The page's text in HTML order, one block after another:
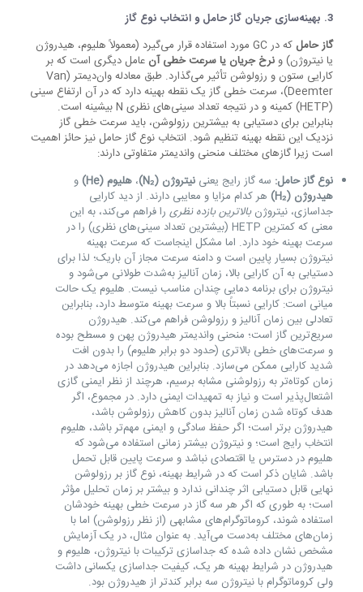
3. بهینه‌سازی جریان گاز حامل و انتخاب نوع گاز
گاز حامل
که در GC مورد استفاده قرار می‌گیرد (معمولاً هلیوم، هیدروژن
یا نیتروژن) و نرخ جریان یا سرعت خطی آن عامل دیگری است که بر
کارایی ستون و رزولوشن تأثیر می‌گذارد. طبق معادله وان‌دیمتر (Van
Deemter)، سرعت خطی گاز یک نقطه بهینه دارد که در آن ارتفاع سینی
(HETP) کمینه و در نتیجه تعداد سینی‌های نظری N بیشینه است.
بنابراین برای دستیابی به بیشترین رزولوشن، باید سرعت خطی گاز
نزدیک این نقطه بهینه تنظیم شود. انتخاب نوع گاز حامل نیز حائز اهمیت
است زیرا گازهای مختلف منحنی واندیمتر متفاوتی دارند:
نوع گاز حامل: سه گاز رایج یعنی نیتروژن (N₂) ، هلیوم (He)
و
هیدروژن (H₂)
هر کدام مزایا و معایبی دارند. از دید کارایی
جداسازی، نیتروژنبالاترین بازده نظریرا فراهم می‌کند، به این
معنی که کمترین HETP (بیشترین تعداد سینی‌های نظری) را در
سرعت بهینه خود دارد. اما مشکل اینجاست که سرعت بهینه
نیتروژن بسیار پایین است و دامنه سرعت مجاز آن باریک؛ لذا برای
دستیابی به آن کارایی بالا، زمان آنالیز به‌شدت طولانی می‌شود و
نیتروژن برای برنامه دمایی چندان مناسب نیست. هلیوم یک حالت
میانی است: کارایی نسبتاً بالا و سرعت بهینه متوسط دارد، بنابراین
تعادلی بین زمان آنالیز و رزولوشن فراهم می‌کند. هیدروژن
سریع‌ترین گاز است؛ منحنی واندیمتر هیدروژن پهن و مسطح بوده
و سرعت‌های خطی بالاتری (حدود دو برابر هلیوم) را بدون افت
شدید کارایی ممکن می‌سازد. بنابراین هیدروژن اجازه می‌دهد در
زمان کوتاه‌تر به رزولوشنی مشابه برسیم، هرچند از نظر ایمنی گازی
اشتعال‌پذیر است و نیاز به تمهیدات ایمنی دارد. در مجموع، اگر
هدف کوتاه شدن زمان آنالیز بدون کاهش رزولوشن باشد،
هیدروژن برتر است؛ اگر حفظ سادگی و ایمنی مهم‌تر باشد، هلیوم
انتخاب رایج است؛ و نیتروژن بیشتر زمانی استفاده می‌شود که
هلیوم در دسترس یا اقتصادی نباشد و سرعت پایین قابل تحمل
باشد. شایان ذکر است که در شرایط بهینه، نوع گاز بر رزولوشن
نهایی قابل دستیابی اثر چندانی ندارد و بیشتر بر زمان تحلیل مؤثر
است؛ به طوری که اگر هر سه گاز در سرعت خطی بهینه خودشان
استفاده شوند، کروماتوگرام‌های مشابهی (از نظر رزولوشن) اما با
زمان‌های مختلف به‌دست می‌آید. به عنوان مثال، در یک آزمایش
مشخص نشان داده شده که جداسازی ترکیبات با نیتروژن، هلیوم و
هیدروژن در شرایط بهینه هر یک، کیفیت جداسازی یکسانی داشت
ولی کروماتوگرام با نیتروژن سه برابر کندتر از هیدروژن بود.